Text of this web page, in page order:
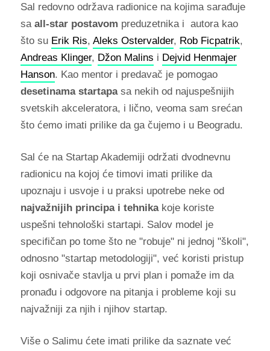
Sal redovno održava radionice na kojima sarađuje
sa all-star postavom preduzetnika i autora kao
što su Erik Ris, Aleks Ostervalder, Rob Ficpatrik,
Andreas Klinger, Džon Malins i Dejvid Henmajer
Hanson. Kao mentor i predavač je pomogao
desetinama startapasa nekih od najuspešnijih
svetskih akceleratora, i lično, veoma sam srećan
što ćemo imati prilike da ga čujemo i u Beogradu.
Sal će na Startap Akademiji održati dvodnevnu
radionicu na kojoj će timovi imati prilike da
upoznaju i usvoje i u praksi upotrebe neke od
najvažnijih principa i tehnikakoje koriste
uspešni tehnološki startapi. Salov model je
specifičan po tome što ne "robuje" ni jednoj "školi",
odnosno "startap metodologiji", već koristi pristup
koji osnivače stavlja u prvi plan i pomaže im da
pronađu i odgovore na pitanja i probleme koji su
najvažniji za njih i njihov startap.
Više o Salimu ćete imati prilike da saznate već